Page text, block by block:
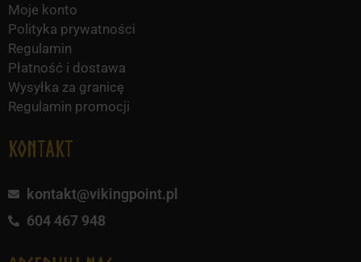
Moje konto
Polityka prywatności
Regulamin
Płatność i dostawa
Wysyłka za granicę
Regulamin promocji
KONTAKT
kontakt@vikingpoint.pl
604 467 948